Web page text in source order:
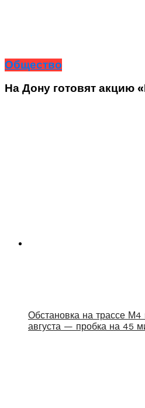
Общество
На Дону готовят акцию
Обстановка на трассе М4
августа — пробка на 45